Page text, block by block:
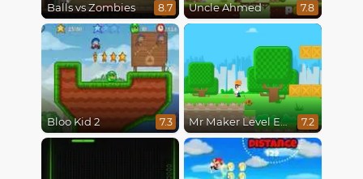
Balls vs Zombies 8.7 Uncle Ahmed 7.8
Bloo Kid 2 7.3 Mr Maker Level Editor 7.2